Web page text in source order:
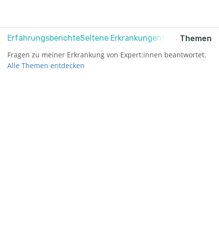
ErfahrungsberichteSeltene ErkrankungenKrebsThemen
Fragen zu meiner Erkrankung von Expert:innen beantwortet.
Alle Themen entdecken